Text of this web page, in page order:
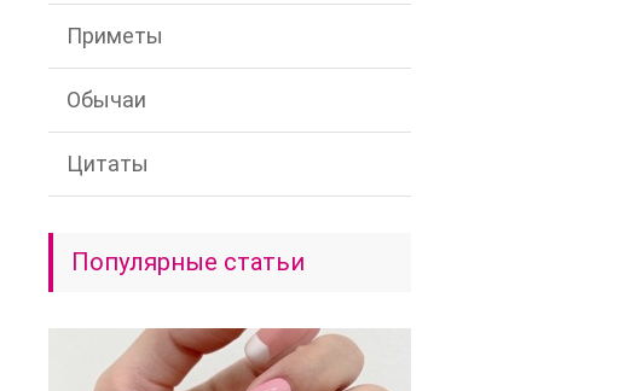
Приметы
Обычаи
Цитаты
Популярные статьи